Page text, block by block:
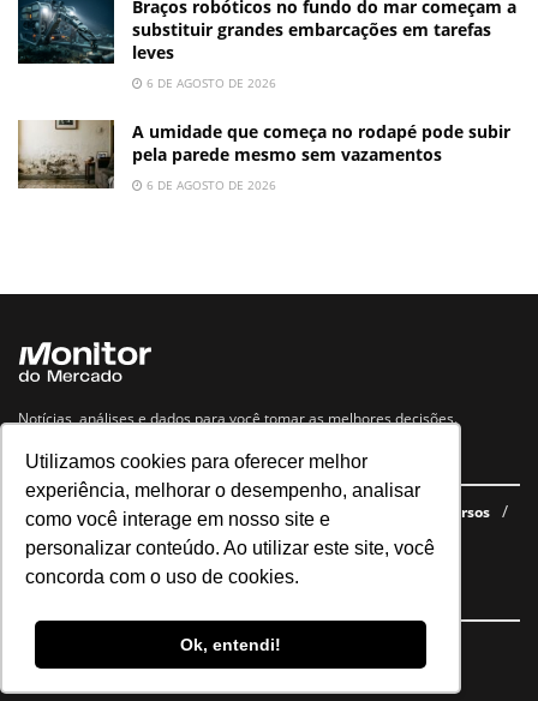
Utilizamos cookies para oferecer melhor
experiência, melhorar o desempenho, analisar
como você interage em nosso site e
personalizar conteúdo. Ao utilizar este site, você
concorda com o uso de cookies.
Ok, entendi!
Braços robóticos no fundo do mar começam a
substituir grandes embarcações em tarefas
leves
6 DE AGOSTO DE 2026
A umidade que começa no rodapé pode subir
pela parede mesmo sem vazamentos
6 DE AGOSTO DE 2026
Notícias, análises e dados para você tomar as melhores decisões.
Navegue no site
Últimas notícias Quem somos E-books gratuitos
Cursos
Política de privacidade